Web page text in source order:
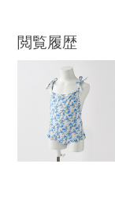
閲覧履歴